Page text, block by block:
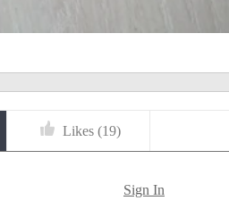
Likes (19)
Sign In